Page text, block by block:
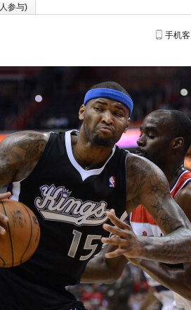
人参与)
手机